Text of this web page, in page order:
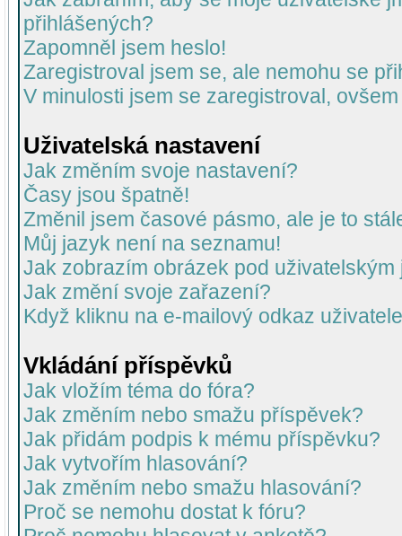
přihlášených?
Zapomněl jsem heslo!
Zaregistroval jsem se, ale nemohu se
V minulosti jsem se zaregistroval,
Uživatelská nastavení
Jak změním svoje nastavení?
Časy jsou špatně!
Změnil jsem časové pásmo, ale je to
Můj jazyk není na seznamu!
Jak zobrazím obrázek pod uživatelským
Jak změní svoje zařazení?
Když kliknu na e-mailový odkaz
Vkládání příspěvků
Jak vložím téma do fóra?
Jak změním nebo smažu příspěvek?
Jak přidám podpis k mému příspěvku?
Jak vytvořím hlasování?
Jak změním nebo smažu hlasování?
Proč se nemohu dostat k fóru?